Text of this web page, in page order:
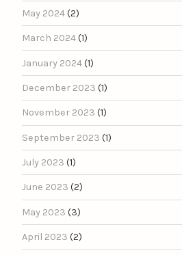
May 2024(2)
March 2024(1)
January 2024(1)
December 2023 (1)
November 2023 (1)
September 2023 (1)
July 2023 (1)
June 2023 (2)
May 2023 (3)
April 2023 (2)